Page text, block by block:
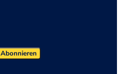
Abonnieren